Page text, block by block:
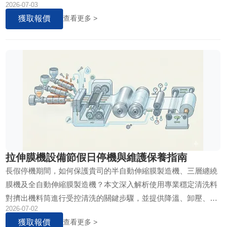
動化，顯著降低人力需求與營運成本，同時提升產品品質穩定
性。
2026-07-03
獲取報價 查看更多 >
拉伸膜機設備節假日停機與維護保養指南
長假停機期間，如何保護貴司的半自動伸縮膜製造機、三層纏繞
膜機及全自動伸縮膜製造機？本文深入解析使用專業穩定清洗料
對擠出機料筒進行受控清洗的關鍵步驟，並提供降溫、卸壓、防
鏽等完整維護方案，確保復工時零缺陷重啟。
2026-07-02
獲取報價 查看更多 >